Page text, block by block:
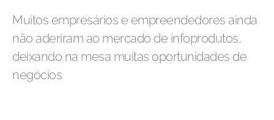
Muitos empresários e empreendedores ainda
não aderiram ao mercado de infoprodutos,
deixando na mesa muitas oportunidades de
negócios